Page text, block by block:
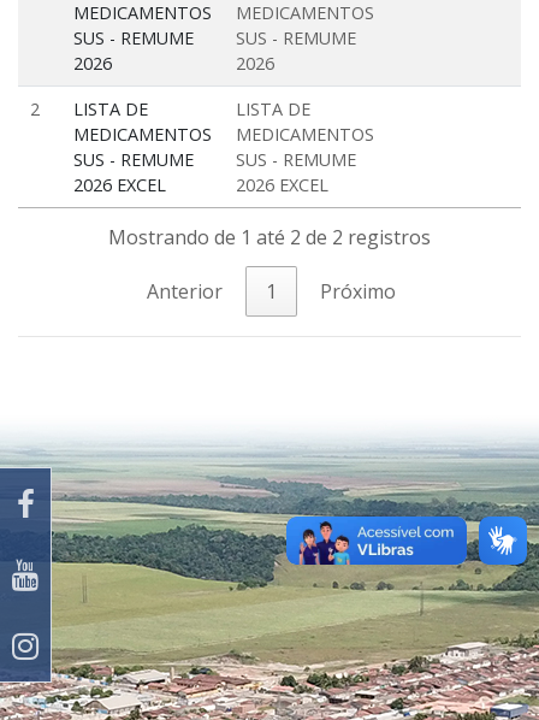
MEDICAMENTOS
SUS - REMUME
2026
MEDICAMENTOS
SUS - REMUME
2026
2
LISTA DE
MEDICAMENTOS
SUS - REMUME
2026 EXCEL
LISTA DE
MEDICAMENTOS
SUS - REMUME
2026 EXCEL
Mostrando de 1 até 2 de 2 registros
Anterior 1 Próximo